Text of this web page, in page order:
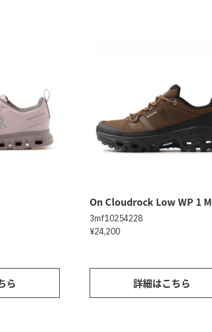
ら
On Cloudrock Low WP 1 M
3mf10254228
¥24,200
詳細はこちら